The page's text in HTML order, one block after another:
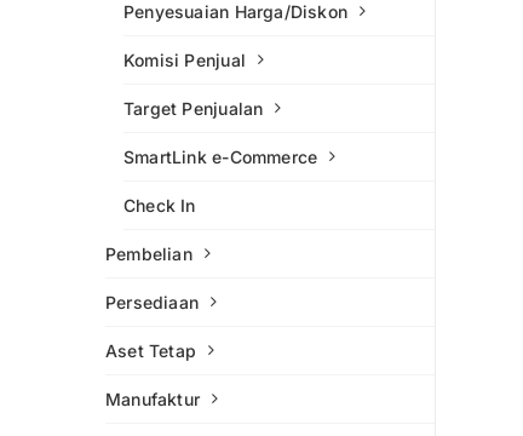
Penyesuaian Harga/Diskon
Komisi Penjual
Target Penjualan
SmartLink e-Commerce
Check In
Pembelian
Persediaan
Aset Tetap
Manufaktur